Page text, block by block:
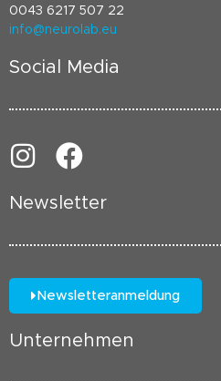
0043 6217 507 22
info@neurolab.eu
Social Media
Newsletter
Newsletteranmeldung
Unternehmen